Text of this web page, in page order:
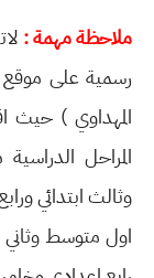
ملاحظة مهمة :
رسمية على
المهداوي ) حيث
المراحل
وثالث ابتدائي
اول متوسط